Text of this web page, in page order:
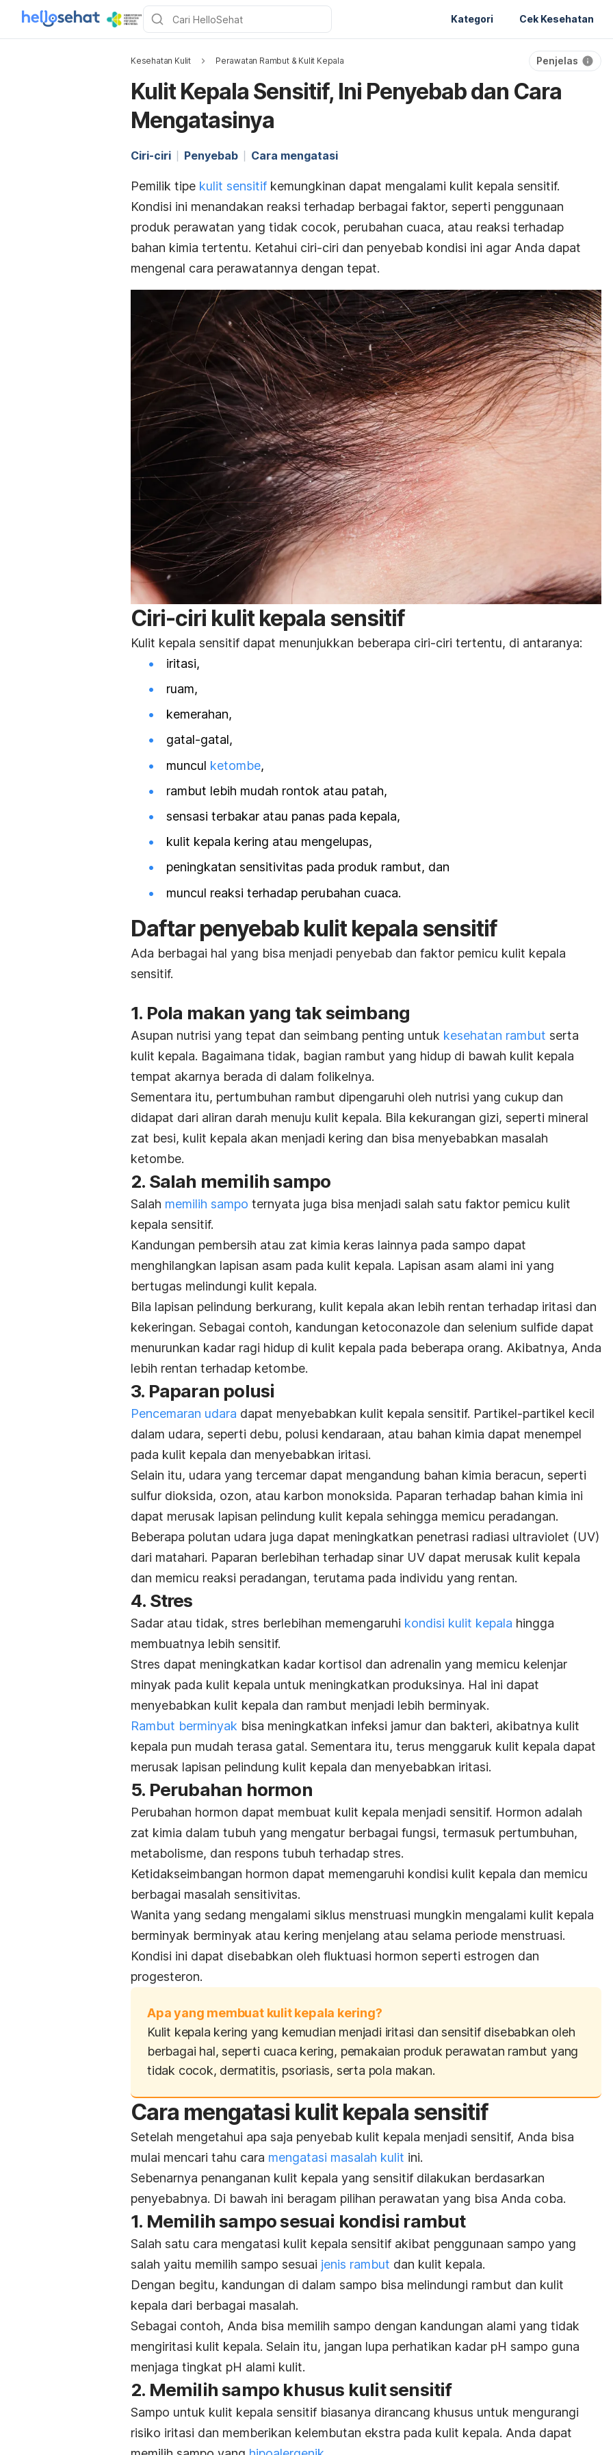
Kategori Cek Kesehatan
Kesehatan Kulit Perawatan Rambut & Kulit Kepala Penjelas
Kulit Kepala Sensitif, Ini Penyebab dan Cara
Mengatasinya
Ciri-ciri Penyebab Cara mengatasi
Pemilik tipe kulit sensitif kemungkinan dapat mengalami kulit kepala sensitif.
Kondisi ini menandakan reaksi terhadap berbagai faktor, seperti penggunaan
produk perawatan yang tidak cocok, perubahan cuaca, atau reaksi terhadap
bahan kimia tertentu. Ketahui ciri-ciri dan penyebab kondisi ini agar Anda dapat
mengenal cara perawatannya dengan tepat.
Ciri-ciri kulit kepala sensitif
Kulit kepala sensitif dapat menunjukkan beberapa ciri-ciri tertentu, di antaranya:
iritasi,
ruam,
kemerahan,
gatal-gatal,
muncul ketombe,
rambut lebih mudah rontok atau patah,
sensasi terbakar atau panas pada kepala,
kulit kepala kering atau mengelupas,
peningkatan sensitivitas pada produk rambut, dan
muncul reaksi terhadap perubahan cuaca.
Daftar penyebab kulit kepala sensitif
Ada berbagai hal yang bisa menjadi penyebab dan faktor pemicu kulit kepala
sensitif.
1. Pola makan yang tak seimbang
Asupan nutrisi yang tepat dan seimbang penting untuk kesehatan rambut serta
kulit kepala. Bagaimana tidak, bagian rambut yang hidup di bawah kulit kepala
tempat akarnya berada di dalam folikelnya.
Sementara itu, pertumbuhan rambut dipengaruhi oleh nutrisi yang cukup dan
didapat dari aliran darah menuju kulit kepala. Bila kekurangan gizi, seperti mineral
zat besi, kulit kepala akan menjadi kering dan bisa menyebabkan masalah
ketombe.
2. Salah memilih sampo
Salah memilih sampo ternyata juga bisa menjadi salah satu faktor pemicu kulit
kepala sensitif.
Kandungan pembersih atau zat kimia keras lainnya pada sampo dapat
menghilangkan lapisan asam pada kulit kepala. Lapisan asam alami ini yang
bertugas melindungi kulit kepala.
Bila lapisan pelindung berkurang, kulit kepala akan lebih rentan terhadap iritasi dan
kekeringan. Sebagai contoh, kandungan ketoconazole dan selenium sulfide dapat
menurunkan kadar ragi hidup di kulit kepala pada beberapa orang. Akibatnya, Anda
lebih rentan terhadap ketombe.
3. Paparan polusi
Pencemaran udara dapat menyebabkan kulit kepala sensitif. Partikel-partikel kecil
dalam udara, seperti debu, polusi kendaraan, atau bahan kimia dapat menempel
pada kulit kepala dan menyebabkan iritasi.
Selain itu, udara yang tercemar dapat mengandung bahan kimia beracun, seperti
sulfur dioksida, ozon, atau karbon monoksida. Paparan terhadap bahan kimia ini
dapat merusak lapisan pelindung kulit kepala sehingga memicu peradangan.
Beberapa polutan udara juga dapat meningkatkan penetrasi radiasi ultraviolet (UV)
dari matahari. Paparan berlebihan terhadap sinar UV dapat merusak kulit kepala
dan memicu reaksi peradangan, terutama pada individu yang rentan.
4. Stres
Sadar atau tidak, stres berlebihan memengaruhi kondisi kulit kepala hingga
membuatnya lebih sensitif.
Stres dapat meningkatkan kadar kortisol dan adrenalin yang memicu kelenjar
minyak pada kulit kepala untuk meningkatkan produksinya. Hal ini dapat
menyebabkan kulit kepala dan rambut menjadi lebih berminyak.
Rambut berminyak bisa meningkatkan infeksi jamur dan bakteri, akibatnya kulit
kepala pun mudah terasa gatal. Sementara itu, terus menggaruk kulit kepala dapat
merusak lapisan pelindung kulit kepala dan menyebabkan iritasi.
5. Perubahan hormon
Perubahan hormon dapat membuat kulit kepala menjadi sensitif. Hormon adalah
zat kimia dalam tubuh yang mengatur berbagai fungsi, termasuk pertumbuhan,
metabolisme, dan respons tubuh terhadap stres.
Ketidakseimbangan hormon dapat memengaruhi kondisi kulit kepala dan memicu
berbagai masalah sensitivitas.
Wanita yang sedang mengalami siklus menstruasi mungkin mengalami kulit kepala
berminyak berminyak atau kering menjelang atau selama periode menstruasi.
Kondisi ini dapat disebabkan oleh fluktuasi hormon seperti estrogen dan
progesteron.
Apa yang membuat kulit kepala kering?
Kulit kepala kering yang kemudian menjadi iritasi dan sensitif disebabkan oleh
berbagai hal, seperti cuaca kering, pemakaian produk perawatan rambut yang
tidak cocok, dermatitis, psoriasis, serta pola makan.
Cara mengatasi kulit kepala sensitif
Setelah mengetahui apa saja penyebab kulit kepala menjadi sensitif, Anda bisa
mulai mencari tahu cara mengatasi masalah kulit ini.
Sebenarnya penanganan kulit kepala yang sensitif dilakukan berdasarkan
penyebabnya. Di bawah ini beragam pilihan perawatan yang bisa Anda coba.
1. Memilih sampo sesuai kondisi rambut
Salah satu cara mengatasi kulit kepala sensitif akibat penggunaan sampo yang
salah yaitu memilih sampo sesuai jenis rambut dan kulit kepala.
Dengan begitu, kandungan di dalam sampo bisa melindungi rambut dan kulit
kepala dari berbagai masalah.
Sebagai contoh, Anda bisa memilih sampo dengan kandungan alami yang tidak
mengiritasi kulit kepala. Selain itu, jangan lupa perhatikan kadar pH sampo guna
menjaga tingkat pH alami kulit.
2. Memilih sampo khusus kulit sensitif
Sampo untuk kulit kepala sensitif biasanya dirancang khusus untuk mengurangi
risiko iritasi dan memberikan kelembutan ekstra pada kulit kepala. Anda dapat